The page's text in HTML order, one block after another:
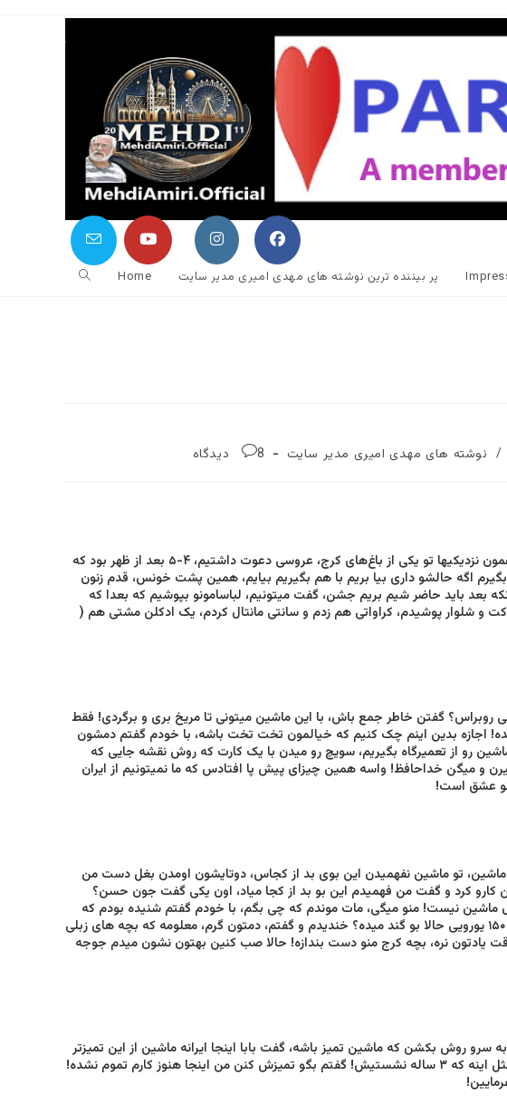
پر بیننده ترین نوشته های مهدی امیری مدیر سایت Home
جستجوی
/ نوشته های مهدی امیری مدیر سایتنظرات8 دیدگاه‌
۳ سال پیش بود، رفته بودم کرج خونه داداشم اینا، شبش، همون نزدیکیها تو یکی‌ از باغ‌های کرج، عروسی دعوت داشتیم، ۴-۵ بعد از ظهر بود که
اگه حالشو داری بیا بریم با هم بگیریم بیایم، همین پشت خونس، قدم زنون
بعد باید حاضر شیم بریم جشن، گفت میتونیم، لباسامونو بپوشیم که بعدا که
کت و شلوار پوشیدم، کراواتی هم زدم و سانتی مانتال کردم، یک ادکلن مشتی‌ هم (
روبراس؟ گفتن خاطر جمع باش، با این ماشین میتونی تا مریخ بری و برگردی! فقط
اجازه بدین اینم چک کنیم که خیالمون تخت تخت باشه، با خودم گفتم دمشون
رو از تعمیرگاه بگیریم، سویچ رو میدن با یک کارت که روش نقشه جایی‌ که
و میگن خداحافظ! واسه همین چیزای پیش پا افتادس که ما نمیتونیم از ایران
زیر ماشین، تو ماشین نفهمیدن این بوی بد از کجاس، دوتایشون اومدن بغل دست من
کرد و گفت من فهمیدم این بو بد از کجا میاد، اون یکی گفت‌ جون حسن؟
ماشین نیست! منو میگی‌، مات موندم که چی‌ بگم، با خودم گفتم شنیده بودم که
کرجی ها کرمکی هستن اما این دوتا پاک ریدن به من! ادکلن ۱۵۰ یورویی حالا بو گند میده؟ خندیدم و گفتم، دمتون گرم، معلومه که بچه های زبلی
یادتون نره، بچه کرج منو دست بندازه! حالا صب کنین بهتون نشون میدم جوجه
روش بکشن که ماشین تمیز باشه، گفت بابا اینجا ایرانه ماشین از این تمیزتر
جایی‌ نمیبینی، صد دفعم که در روز بشوریش بعد ۱۰ دقه باز مثل اینه که ۳ ساله نشستیش! گفتم بگو تمیزش کنن من اینجا هنوز کارم تموم نشده!